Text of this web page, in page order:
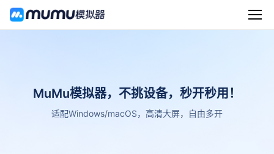
MuMu模拟器，不挑设备，秒开秒用！
适配Windows/macOS，高清大屏，自由多开